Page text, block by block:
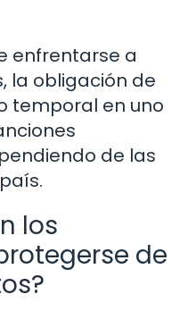
enfrentarse a
la obligación de
temporal en uno
de las
los
de